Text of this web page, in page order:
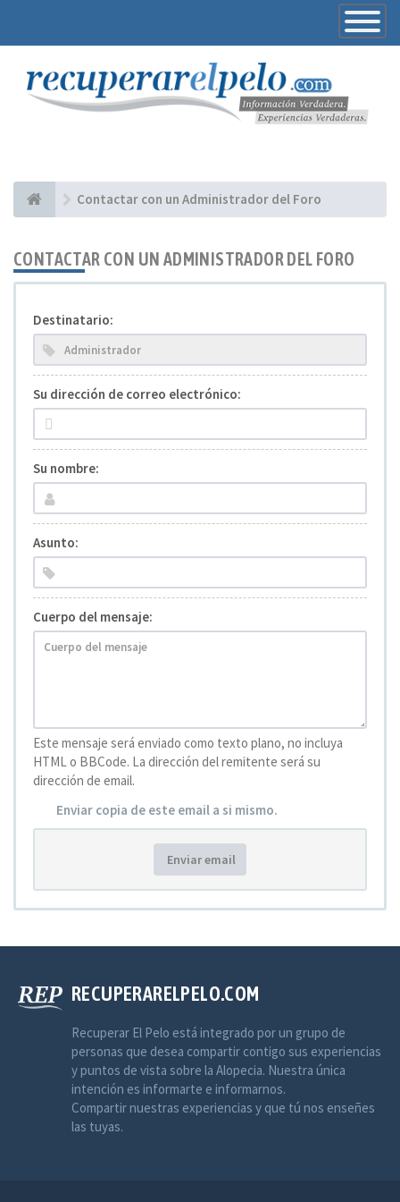
Toggle
Contactar con un Administrador del Foro
CONTACTAR CON UN ADMINISTRADOR DEL FORO
Destinatario:
Su dirección de correo electrónico:
Su nombre:
Asunto:
Cuerpo del mensaje:
Este mensaje será enviado como texto plano, no incluya
HTML o BBCode. La dirección del remitente será su
dirección de email.
Enviar copia de este email a si mismo.
Enviar email
RECUPERARELPELO.COM
Recuperar El Pelo está integrado por un grupo de
personas que desea compartir contigo sus experiencias
y puntos de vista sobre la Alopecia. Nuestra única
intención es informarte e informarnos.
Compartir nuestras experiencias y que tú nos enseñes
las tuyas.